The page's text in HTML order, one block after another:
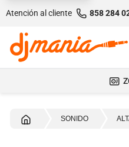
Atención al cliente 858 284
SONIDO